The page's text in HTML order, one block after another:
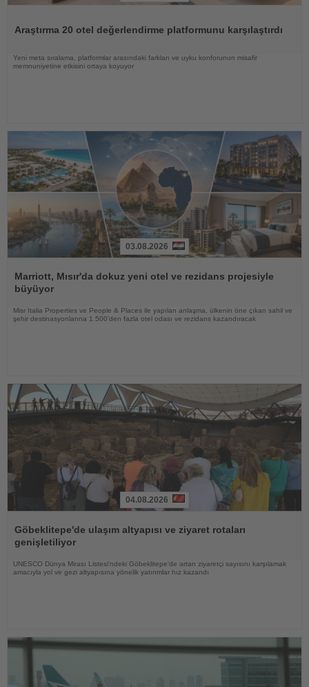
Araştırma 20 otel değerlendirme platformunu karşılaştırdı
Yeni meta sıralama, platformlar arasındaki farkları ve uyku konforunun misafir
memnuniyetine etkisini ortaya koyuyor
Oku
03.08.2026
Marriott, Mısır'da dokuz yeni otel ve rezidans projesiyle
büyüyor
Misr Italia Properties ve People & Places ile yapılan anlaşma, ülkenin öne çıkan sahil ve
şehir destinasyonlarına 1.500'den fazla otel odası ve rezidans kazandıracak
Oku
04.08.2026
Göbeklitepe'de ulaşım altyapısı ve ziyaret rotaları
genişletiliyor
UNESCO Dünya Mirası Listesi'ndeki Göbeklitepe'de artan ziyaretçi sayısını karşılamak
amacıyla yol ve gezi altyapısına yönelik yatırımlar hız kazandı